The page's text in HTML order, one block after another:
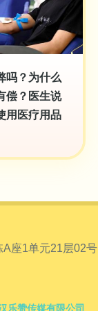
吗？为什么
偿？医生说
用医疗用品
座1单元21层02号
乐赞传媒有限公司